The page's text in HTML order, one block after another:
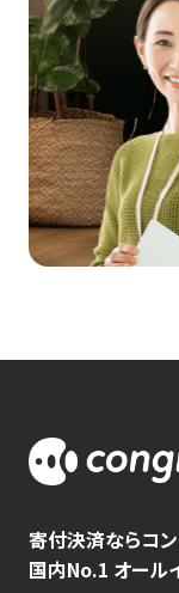
寄付決済ならコ
国内No.1 オール